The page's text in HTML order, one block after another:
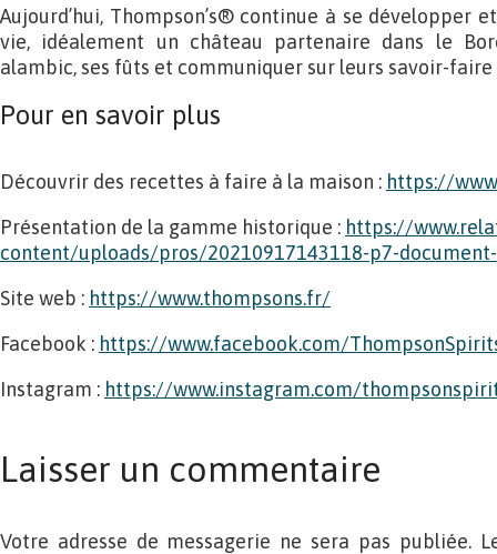
Aujourd’hui, Thompson’s® continue à se développer
vie, idéalement un château partenaire dans le
alambic, ses fûts et communiquer sur leurs savoir-
Pour en savoir plus
Découvrir des recettes à faire à la maison : https://
Présentation de la gamme historique : https://
content/uploads/pros/20210917143118-p7-
Site web : https://www.thompsons.fr/
Facebook : https://www.facebook.com/
Instagram : https://www.instagram.com/
Laisser un commentaire
Votre adresse de messagerie ne sera pas publiée.